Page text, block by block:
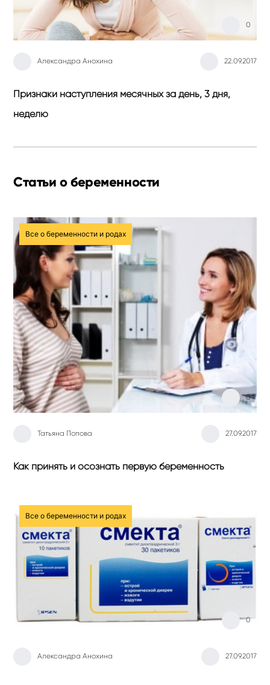
Александра Анохина 22.09.2017
0
Признаки наступления месячных за день, 3 дня,
неделю
Статьи о беременности
Все о беременности и родах
Татьяна Попова 27.09.2017
0
Как принять и осознать первую беременность
Все о беременности и родах
Александра Анохина 27.09.2017
0